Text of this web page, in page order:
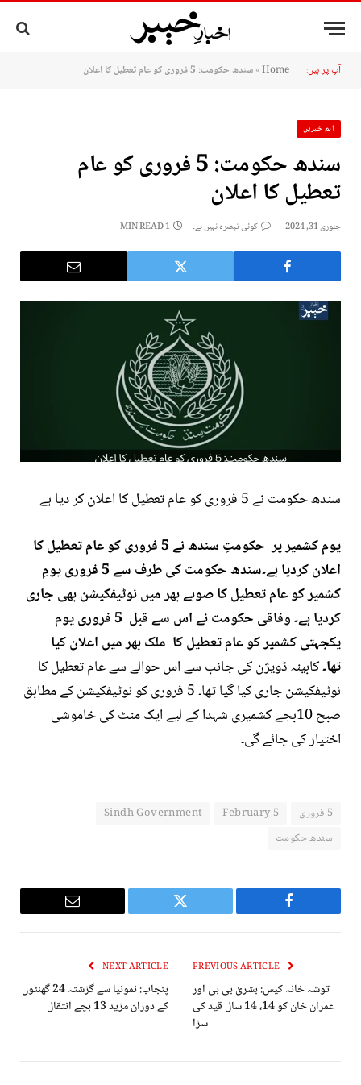
آپ پر ہیں: Home
»سندھ حکومت: 5 فروری کو عام تعطیل کا اعلان
اہم خبریں
سندھ حکومت: 5 فروری کو عام
تعطیل کا اعلان
جنوری 31, 2024 کوئی تبصرہ نہیں ہے۔ 1 MIN READ
سندھ حکومت نے 5 فروری کو عام تعطیل کا اعلان کر دیا ہے
یوم کشمیر پر حکومتِ سندھ نے 5 فروری کو عام تعطیل کا
اعلان کردیا ہے۔سندھ حکومت کی طرف سے 5 فروری یومِ
کشمیر کو عام تعطیل کا صوبے بھر میں نوٹیفکیشن بھی جاری
کردیا ہے۔ وفاقی حکومت نے اس سے قبل 5 فروری یوم
یکجہتی کشمیر کو عام تعطیل کا ملک بھر میں اعلان کیا
تھا۔کابینہ ڈویژن کی جانب سےاس حوالے سے عام تعطیل کا
نوٹیفکیشن جاری کیا گیا تھا۔
نوٹیفکیشن کے مطابق
صبح 10بجے
کشمیری شہدا کے لیے ایک منٹ کی خاموشی
اختیار کی جائے گی۔
5 فروری February 5
Sindh Government
سندھ حکومت
Facebook
Twitter
Email
توشہ خانہ کیس: بشریٰ بی بی اور
عمران خان کو 14، 14 سال قید کی
سزا
NEXT ARTICLE
پنجاب: نمونیا سے گزشتہ 24 گھنٹوں
کے دوران مزید 13 بچے انتقال